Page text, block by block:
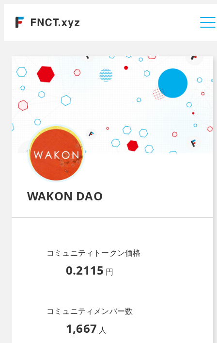
WAKON DAO
コミュニティトークン価格
0.2115 円
コミュニティメンバー数
1,667 人